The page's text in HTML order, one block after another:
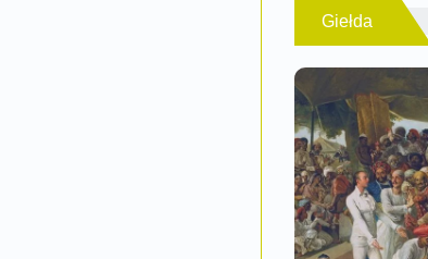
Giełda